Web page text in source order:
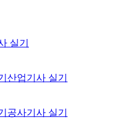
실기
산업기사 실기
공사기사 실기